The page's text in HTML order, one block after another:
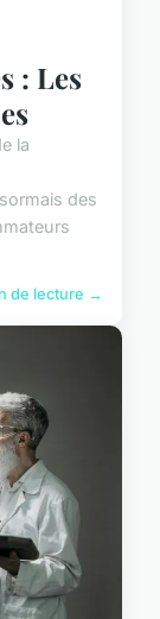
: Les
la
des
de lecture →